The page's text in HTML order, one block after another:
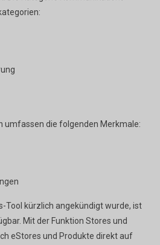
umfassen die folgenden Merkmale:
Tool kürzlich angekündigt wurde, ist
Mit der Funktion Stores und
eStores und Produkte direkt auf